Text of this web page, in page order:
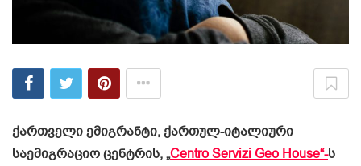
ქართველი ემიგრანტი, ქართულ-იტალიური
საემიგრაციო ცენტრის, „Centro Servizi Geo House“-ს